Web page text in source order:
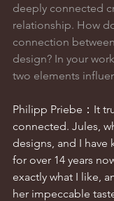
deeply connected
relationship. How
connection
design? In your
two elements
Philipp Priebe：It
connected. Jules,
designs, and I have
for over 14 years
exactly what I like,
her impeccable